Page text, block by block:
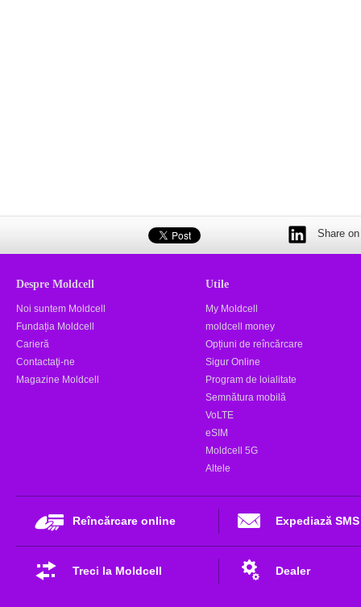
Share
Despre Moldcell
Noi suntem Moldcell
Fundația Moldcell
Carieră
Contactaţi-ne
Magazine Moldcell
Utile
My Moldcell
moldcell money
Opțiuni de reîncărcare
Sigur Online
Program de loialitate
Semnătura mobilă
VoLTE
eSIM
Moldcell 5G
Altele
Reîncărcare online Expediază SMS
Treci la Moldcell Dealer